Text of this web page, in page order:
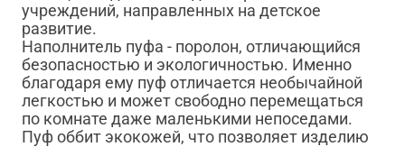
учреждений, направленных на детское
развитие.
Наполнитель пуфа - поролон, отличающийся
безопасностью и экологичностью. Именно
благодаря ему пуф отличается необычайной
легкостью и может свободно перемещаться
по комнате даже маленькими непоседами.
Пуф оббит экокожей, что позволяет изделию